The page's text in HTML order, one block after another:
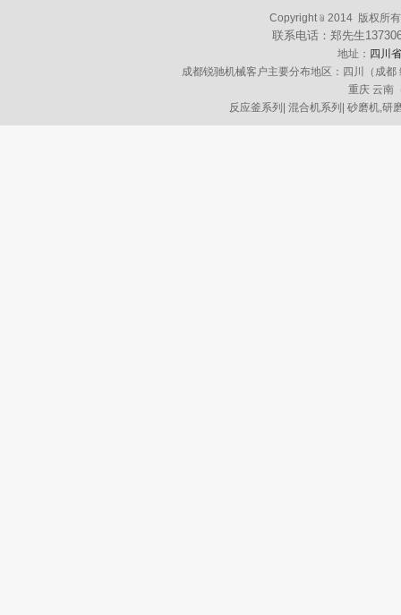
Copyright﹫2014 版权所
联系电话：郑先生
地址： 四川
成都锐驰机械客户主要分布地区：四川（成
重庆 云南
反应釜系列
混合机系列 砂磨机,研